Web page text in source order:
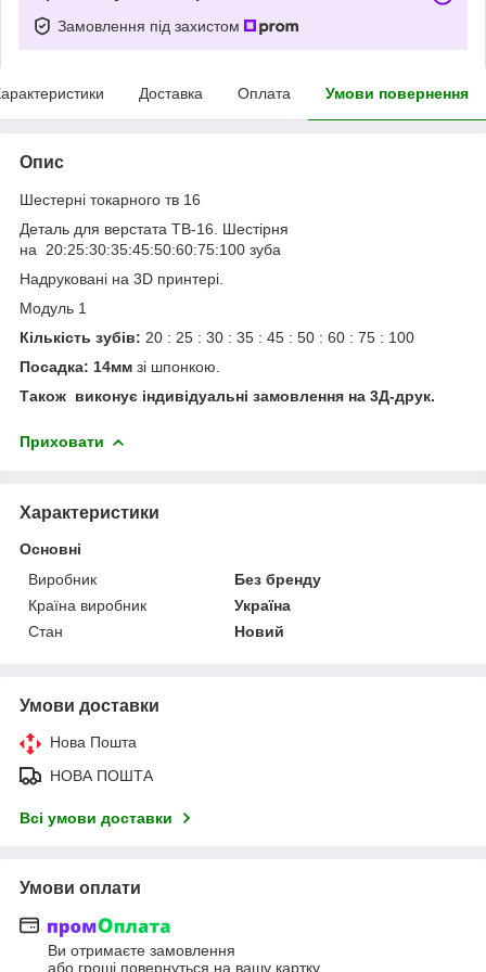
Замовлення під захистом
Доставка Оплата Умови повернення
Опис
Шестерні токарного тв 16
Деталь для верстата ТВ-16. Шестірня
на 20:25:30:35:45:50:60:75:100 зуба
Надруковані на 3D принтері.
Модуль 1
Кількість зубів: 20 : 25 : 30 : 35 : 45 : 50 : 60 : 75 : 100
Посадка: 14мм зі шпонкою.
Також виконує індивідуальні замовлення на 3Д-друк.
Приховати
Характеристики
Основні
Виробник
Без бренду
Країна виробник
Україна
Стан
Новий
Умови доставки
Нова Пошта
НОВА ПОШТА
Всі умови доставки
Умови оплати
Ви отримаєте замовлення
або гроші повернуться на вашу картку